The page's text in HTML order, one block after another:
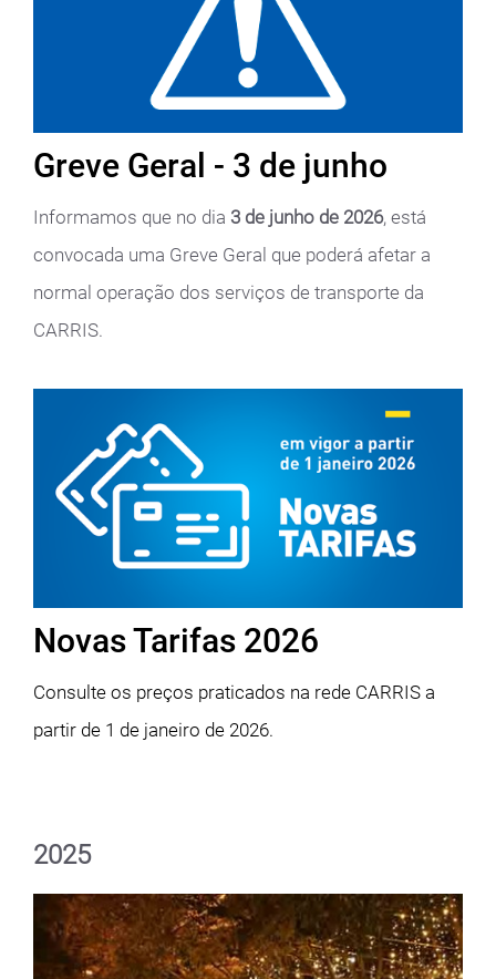
Greve Geral - 3 de junho
Informamos que no dia 3 de junho de 2026, está
convocada uma Greve Geral que poderá afetar a
normal operação dos serviços de transporte da
CARRIS.
Novas Tarifas 2026
Consulte os preços praticados na rede CARRIS a
partir de 1 de janeiro de 2026.
2025